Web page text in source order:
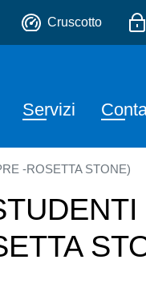
Cruscotto
Servizi
-ROSETTA STONE)